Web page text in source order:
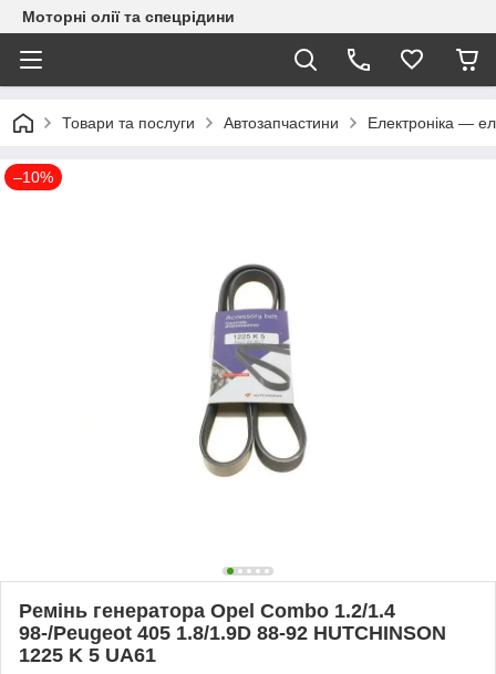
Моторні олії та спецрідини
Товари та послуги Автозапчастини Електроніка —
–10%
Ремінь генератора Opel Combo 1.2/1.4
98-/Peugeot 405 1.8/1.9D 88-92 HUTCHINSON
1225 K 5 UA61